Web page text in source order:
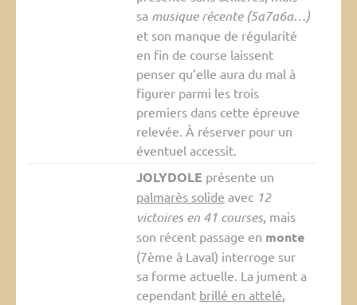
sa musique récente (5a7a6a…)
et son manque de régularité
en fin de course laissent
penser qu’elle aura du mal à
figurer parmi les trois
premiers dans cette épreuve
relevée. À réserver pour un
éventuel accessit.
JOLYDOLE présente un
palmarès solide avec 12
victoires en 41 courses, mais
son récent passage en monte
(7ème à Laval) interroge sur
sa forme actuelle. La jument a
cependant brillé en attelé,